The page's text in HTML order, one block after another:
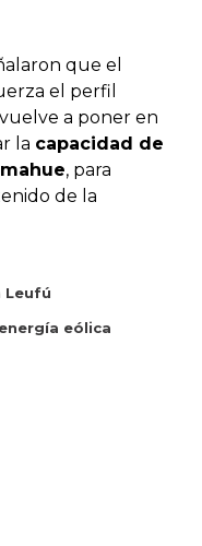
que el
el perfil
a poner en
la capacidad de
, para
de la
Leufú
energía eólica